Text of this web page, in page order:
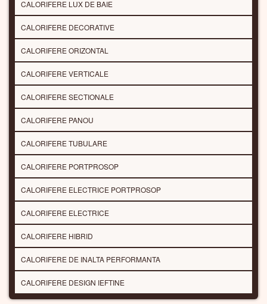
CALORIFERE LUX DE BAIE
CALORIFERE DECORATIVE
CALORIFERE ORIZONTAL
CALORIFERE VERTICALE
CALORIFERE SECTIONALE
CALORIFERE PANOU
CALORIFERE TUBULARE
CALORIFERE PORTPROSOP
CALORIFERE ELECTRICE PORTPROSOP
CALORIFERE ELECTRICE
CALORIFERE HIBRID
CALORIFERE DE INALTA PERFORMANTA
CALORIFERE DESIGN IEFTINE